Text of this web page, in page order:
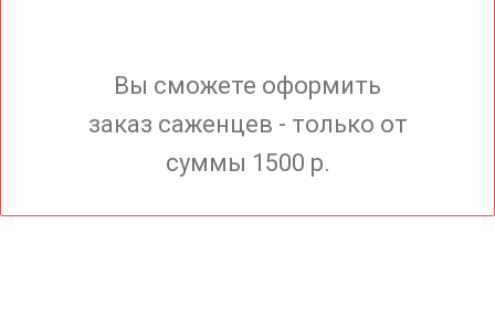
Вы сможете оформить
заказ саженцев - только от
суммы 1500 р.